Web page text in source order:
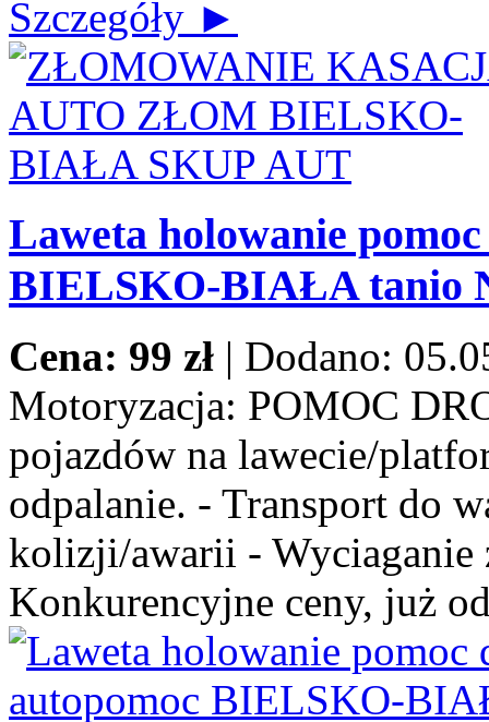
Szczegóły ►
Laweta holowanie
BIELSKO-BIAŁA tanio
Cena: 99 zł | Dodano:
Motoryzacja: POMOC
pojazdów na lawecie/
odpalanie. - Transport do
kolizji/awarii - Wyciaganie
Konkurencyjne ceny, już